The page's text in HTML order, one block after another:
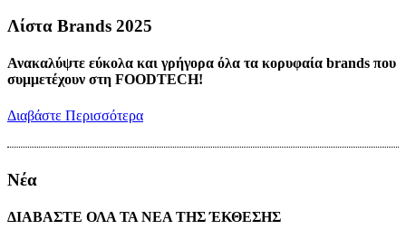
Λίστα Brands 2025
Ανακαλύψτε εύκολα και γρήγορα όλα τα κορυφαία brands που
συμμετέχουν στη FOODTECH!
Διαβάστε Περισσότερα
Νέα
ΔΙΑΒΑΣΤΕ ΟΛΑ ΤΑ ΝΕΑ ΤΗΣ ΈΚΘΕΣΗΣ